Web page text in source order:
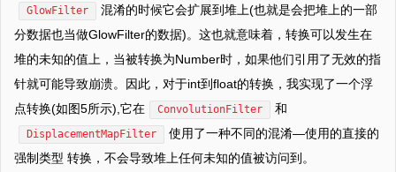
GlowFilter
混淆的时候它会扩展到堆上(也就是会把堆上的一部
分数据也当做GlowFilter的数据)。这也就意味着，转换可以发生在
堆的未知的值上，当被转换为Number时，如果他们引用了无效的指
针就可能导致崩溃。因此，对于int到float的转换，我实现了一个浮
点转换(如图5所示),它在
ConvolutionFilter 和
DisplacementMapFilter
使用了一种不同的混淆—使用的直接的
强制类型 转换，不会导致堆上任何未知的值被访问到。